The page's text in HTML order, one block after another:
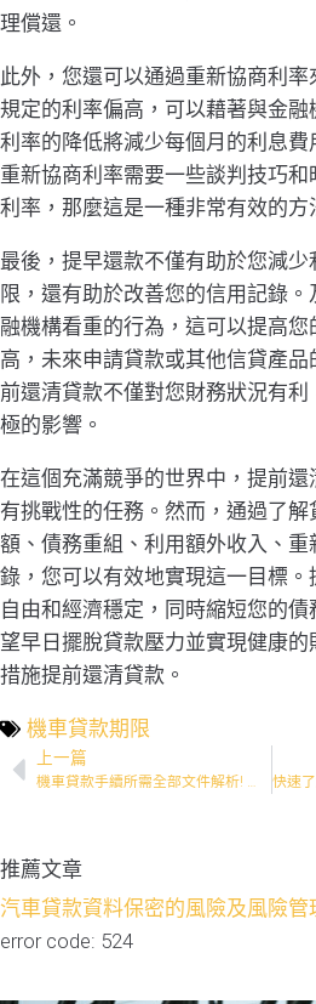
理償還。
此外，您還可以通過重新協商利
規定的利率偏高，可以藉著與金融
利率的降低將減少每個月的利息費
重新協商利率需要一些談判技巧
利率，那麼這是一種非常有效的方
最後，提早還款不僅有助於您減
限，還有助於改善您的信用記錄
融機構看重的行為，這可以提高
高，未來申請貸款或其他信貸產
前還清貸款不僅對您財務狀況有
極的影響。
在這個充滿競爭的世界中，提前
有挑戰性的任務。然而，通過了
額、債務重組、利用額外收入、
錄，您可以有效地實現這一目標
自由和經濟穩定，同時縮短您的
望早日擺脫貸款壓力並實現健康
措施提前還清貸款。
機車貸款期限
上一篇
機車貸款手續所需全部文件解析! 全方位了解
推薦文章
汽車貸款資料保密的風險及風險管
error code: 524